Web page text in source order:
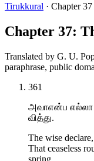
Tirukkural · Chapter37
Chapter 37:
Translated by G. U.
paraphrase, public
361
அவாஎன்ப எல்லா
வித்து.
The wise
That ceaseless
spring.